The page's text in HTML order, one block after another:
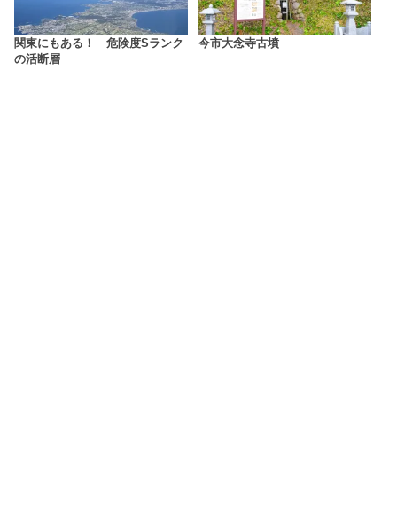
関東にもある！ 危険度Sランク
の活断層
今市大念寺古墳